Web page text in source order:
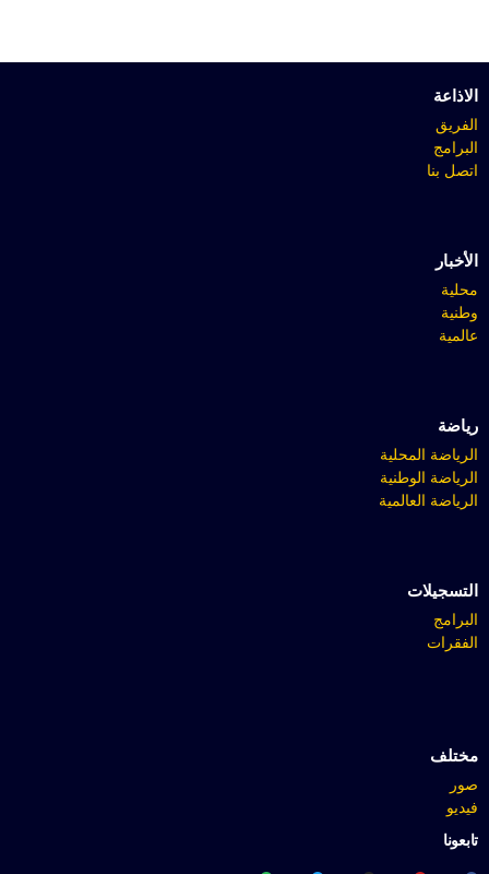
الاذاعة
الفريق
البرامج
اتصل بنا
الأخبار
محلية
وطنية
عالمية
رياضة
الرياضة المحلية
الرياضة الوطنية
الرياضة العالمية
التسجيلات
البرامج
الفقرات
مختلف
صور
فيديو
تابعونا